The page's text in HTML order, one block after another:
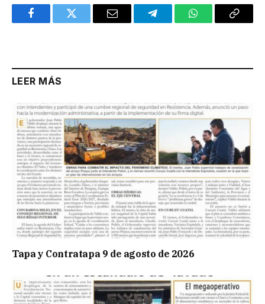
FacebookTwitter Email TelegramWhatsAppCopy
LEER MÁS
Tapa y Contratapa 9 de agosto de 2026